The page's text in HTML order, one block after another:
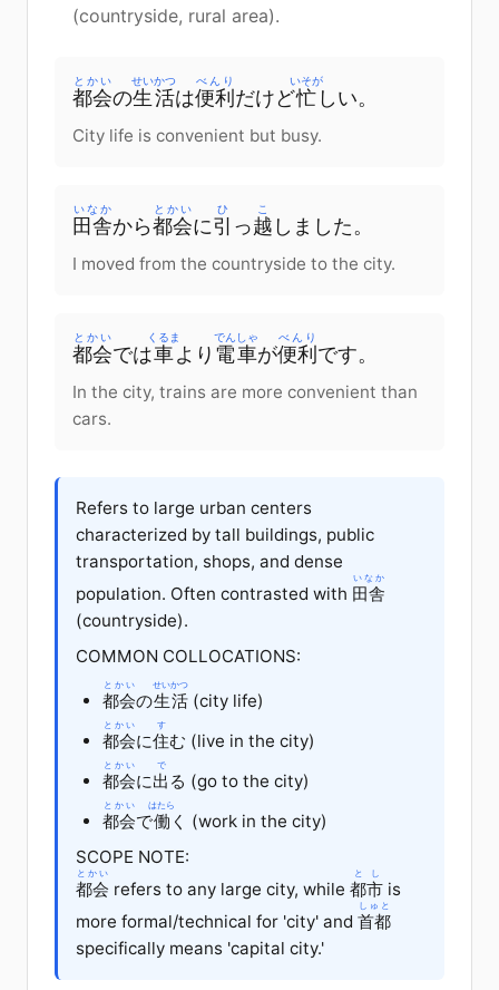
(countryside, rural area).
都会
とかい
の生活
せいかつ
は便利
べんり
だけど忙
いそが
しい。
City life is convenient but busy.
田舎
いなか
から都会
とかい
に引
ひ
っ越
こ
しました 。
I moved from the countryside to the city.
都会
とかい
では車
くるま
より 電車
でんしゃ
が便利
べんり
です。
In the city, trains are more convenient than
cars.
Refers to large urban centers
characterized by tall buildings, public
transportation, shops, and dense
population. Often contrasted with 田舎
いなか
(countryside).
COMMON COLLOCATIONS:
都会
とかい
の生活
せいかつ
(city life)
都会
とかい
に住
す
む (live in the city)
都会
とかい
に出
で
る (go to the city)
都会
とかい
で働
はたら
く (work in the city)
SCOPE NOTE:
都会
とかい
refers to any large city, while 都市
とし
is
more formal/technical for 'city' and 首都
しゅと
specifically means 'capital city.'